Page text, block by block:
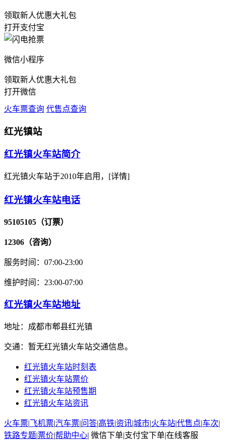
领取新人优惠大礼包
打开支付宝
微信小程序
领取新人优惠大礼包
打开微信
火车票查询 代售点查询
红光镇站
红光镇火车站简介
红光镇火车站于2010年启用， [详情]
红光镇火车站电话
95105105（订票）
12306（咨询）
服务时间：07:00-23:00
维护时间：23:00-07:00
红光镇火车站地址
地址：成都市郫县红光镇
交通：暂无红光镇火车站交通信息。
红光镇火车站时刻表
红光镇火车站票价
红光镇火车站预售期
红光镇火车站资讯
火车票|飞机票|汽车票|问答|高铁|资讯|城市|火车站|代售点|车次|
铁路专题|票价|帮助中心| 微信下单|支付宝下单|在线客服